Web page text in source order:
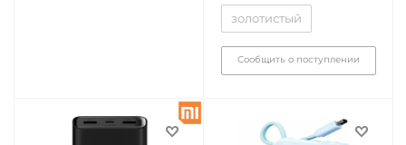
золотистый
Сообщить о поступлении